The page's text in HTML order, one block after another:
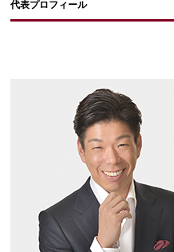
代表プロフィール